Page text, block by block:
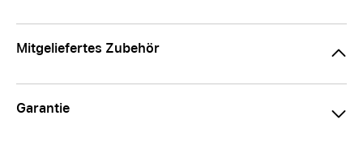
Mitgeliefertes Zubehör
Garantie